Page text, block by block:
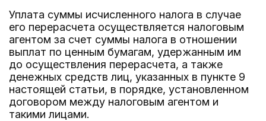
Уплата суммы исчисленного налога в случае
его перерасчета осуществляется налоговым
агентом за счет суммы налога в отношении
выплат по ценным бумагам, удержанным им
до осуществления перерасчета, а также
денежных средств лиц, указанных в пункте 9
настоящей статьи, в порядке, установленном
договором между налоговым агентом и
такими лицами.